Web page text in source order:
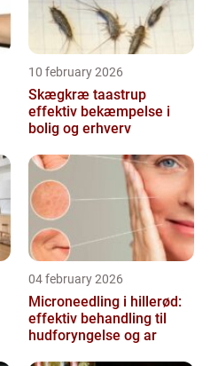
10 february 2026
Skægkræ taastrup
effektiv bekæmpelse i
bolig og erhverv
04 february 2026
Microneedling i hillerød:
effektiv behandling til
hudforyngelse og ar